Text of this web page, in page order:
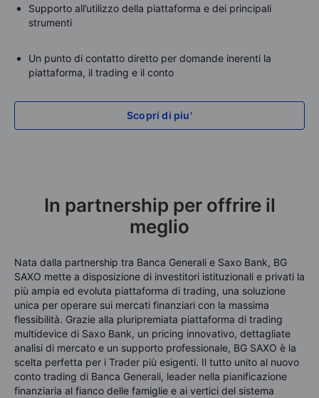
Supporto all’utilizzo della piattaforma e dei principali
strumenti
Un punto di contatto diretto per domande inerenti la
piattaforma, il trading e il conto
Scopri di piu'
In partnership per offrire il
meglio
Nata dalla partnership tra Banca Generali e Saxo Bank, BG
SAXO mette a disposizione di investitori istituzionali e privati la
più ampia ed evoluta piattaforma di trading, una soluzione
unica per operare sui mercati finanziari con la massima
flessibilità. Grazie alla pluripremiata piattaforma di trading
multidevice di Saxo Bank, un pricing innovativo, dettagliate
analisi di mercato e un supporto professionale, BG SAXO è la
scelta perfetta per i Trader più esigenti. Il tutto unito al nuovo
conto trading di Banca Generali, leader nella pianificazione
finanziaria al fianco delle famiglie e ai vertici del sistema